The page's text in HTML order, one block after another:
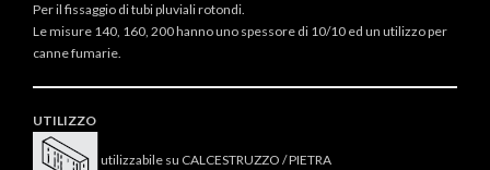
Per il fissaggio di tubi pluviali rotondi.
Le misure 140, 160, 200 hanno uno spessore di 10/10 ed un utilizzo per
canne fumarie.
UTILIZZO
utilizzabile su CALCESTRUZZO / PIETRA